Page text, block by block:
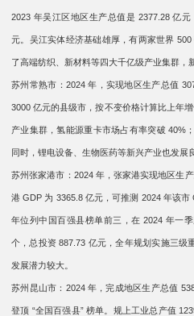
2023 年吴江区地区生产总值是 2377.28 亿
元。吴江实体经济基础雄厚，有两家世界
了高端纺织、新材料等四大千亿级产业集群，
苏州常熟市：2024 年，实现地区生产总值
3000 亿元的县级市，按不变价格计算比上年
产业集群，氢能源重卡市场占有率突破 40%
同时，锂电设备、生物医药等新兴产业也发展
苏州张家港市：2024 年，张家港实现地区生
港 GDP 为 3365.8 亿元，可推测 2024 年该
年位列中国百强县榜单前三，在 2024 年一
个，总投资 887.73 亿元，全年规划实施三级
发展潜力较大。
苏州昆山市：2024 年，完成地区生产总值
登顶 “全国百强县” 榜单。规上工业总产值